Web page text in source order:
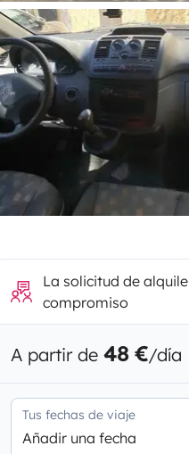
La solicitud de
compromiso
A partir de 48 €/día
Tus fechas de viaje
Añadir una fecha